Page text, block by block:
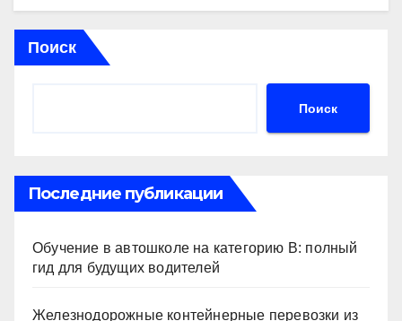
at
s
A
e
er n
ki
р
ть
Поиск
Поиск
Последние публикации
Обучение в автошколе на категорию В: полный
гид для будущих водителей
Железнодорожные контейнерные перевозки из